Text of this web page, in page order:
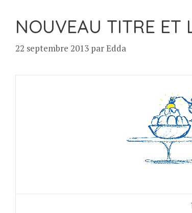
NOUVEAU TITRE ET
22 septembre 2013 parEdda